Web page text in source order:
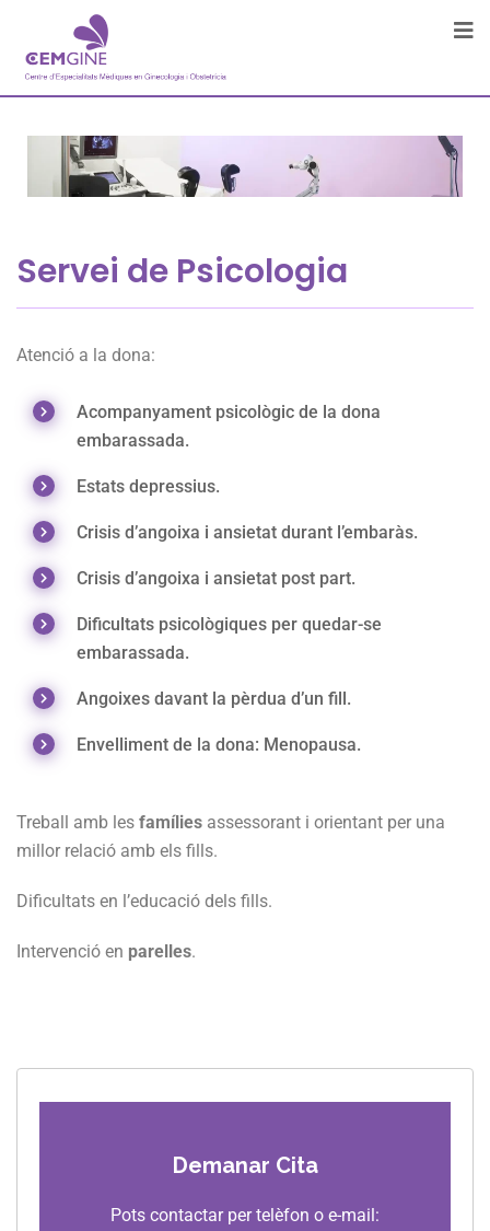
Servei de Psicologia
Atenció a la dona:
Acompanyament psicològic de la dona
embarassada.
Estats depressius.
Crisis d’angoixa i ansietat durant l’embaràs.
Crisis d’angoixa i ansietat post part.
Dificultats psicològiques per quedar-se
embarassada.
Angoixes davant la pèrdua d’un fill.
Envelliment de la dona: Menopausa.
Treball amb les famílies assessorant i orientant per una
millor relació amb els fills.
Dificultats en l’educació dels fills.
Intervenció en parelles.
Demanar Cita
Pots contactar per telèfon o e-mail: